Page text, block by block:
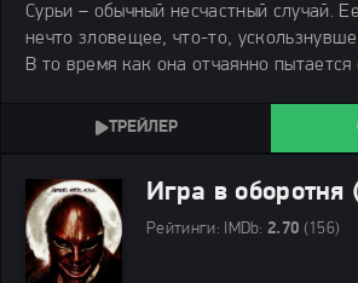
Сурьи – обычный несчастный случай.
нечто зловещее, что-то,
В то время как она отчаянно пытается
трагедия: их дочь Арум внезапно
Игра в оборотня
Рейтинги: IMDb:2.70 (156)